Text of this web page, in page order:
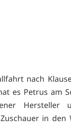
nach
es Petrus am
Hersteller
in